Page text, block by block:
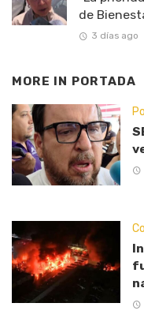
de
3 días ago
MORE IN PORTADA